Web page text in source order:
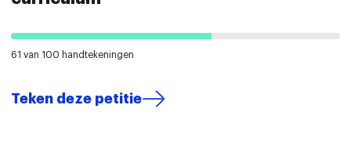
61 van 100 handtekeningen
Teken deze petitie